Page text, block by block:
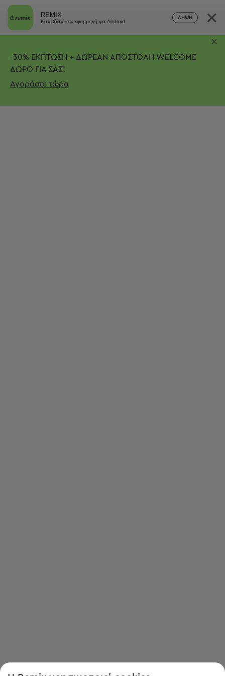
REMIX
Κατεβάστε την εφαρμογή για Android
ΛΉΨΗ ×
-30% ΕΚΠΤΩΣΗ + ΔΩΡΕΑΝ ΑΠΟΣΤΟΛΗ WELCOME
ΔΩΡΟ ΓΙΑ ΣΑΣ!
Αγοράστε τώρα
×